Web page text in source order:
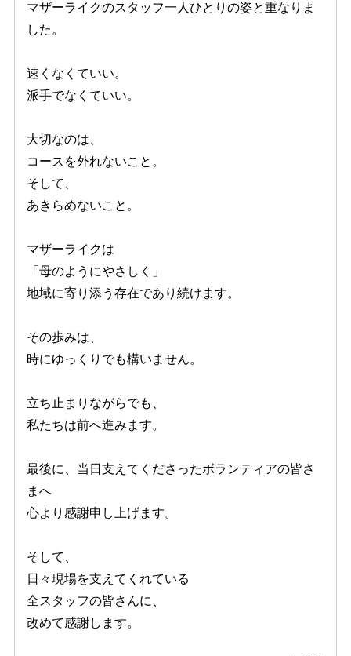
マザーライクのスタッフ一人ひとりの姿と重なりま
した。
速くなくていい。
派手でなくていい。
大切なのは、
コースを外れないこと。
そして、
あきらめないこと。
マザーライクは
「母のようにやさしく」
地域に寄り添う存在であり続けます。
その歩みは、
時にゆっくりでも構いません。
立ち止まりながらでも、
私たちは前へ進みます。
最後に、当日支えてくださったボランティアの皆さ
まへ
心より感謝申し上げます。
そして、
日々現場を支えてくれている
全スタッフの皆さんに、
改めて感謝します。